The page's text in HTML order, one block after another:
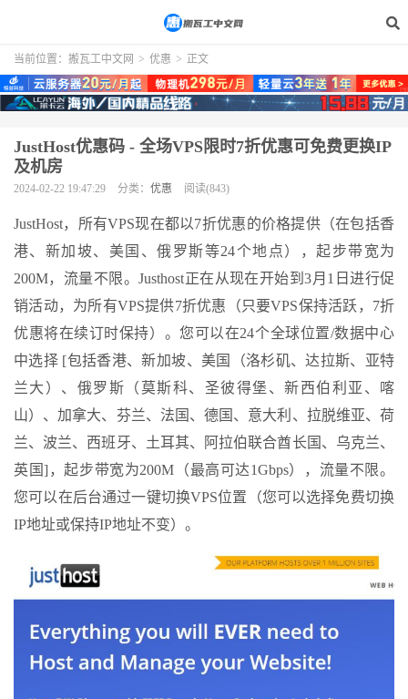
当前位置： 搬瓦工中文网 > 优惠 > 正文
JustHost优惠码 - 全场VPS限时7折优惠可免费更换IP
及机房
2024-02-22 19:47:29 分类： 优惠 阅读(843)
JustHost，所有VPS现在都以7折优惠的价格提供（在包括香
港、新加坡、美国、俄罗斯等24个地点），起步带宽为
200M，流量不限。Justhost正在从现在开始到3月1日进行促
销活动，为所有VPS提供7折优惠（只要VPS保持活跃，7折
优惠将在续订时保持）。您可以在24个全球位置/数据中心
中选择 [包括香港、新加坡、美国（洛杉矶、达拉斯、亚特
兰大）、俄罗斯（莫斯科、圣彼得堡、新西伯利亚、喀
山）、加拿大、芬兰、法国、德国、意大利、拉脱维亚、荷
兰、波兰、西班牙、土耳其、阿拉伯联合酋长国、乌克兰、
英国]，起步带宽为200M（最高可达1Gbps），流量不限。
您可以在后台通过一键切换VPS位置（您可以选择免费切换
IP地址或保持IP地址不变）。